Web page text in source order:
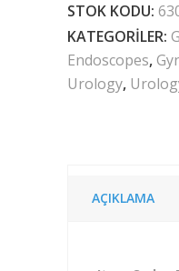
STOK KODU:
KATEGORILER:
Endoscopes,
Urology,
AÇIKLAMA